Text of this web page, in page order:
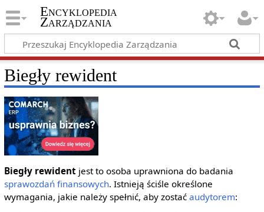
Encyklopedia
Zarządzania
Biegły rewident
Biegły rewidentjest to osoba uprawniona do badania
sprawozdań finansowych. Istnieją ściśle określone
wymagania, jakie należy spełnić, aby zostać audytorem: